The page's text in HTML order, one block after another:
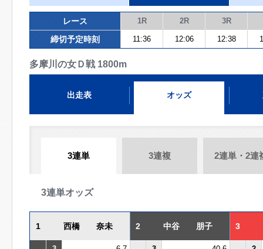
レース 1R 2R 3R
締切予定時刻 11:36 12:06 12:38
多摩川の女Ｄ戦 1800m
出走表 オッズ
3連単 3連複 2連単・2連
3連単オッズ
1 西橋 奈未 2 中谷 朋子 3